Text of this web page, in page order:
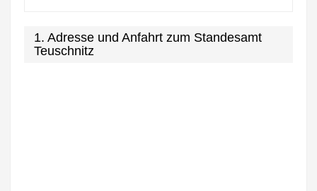
1. Adresse und Anfahrt zum Standesamt
Teuschnitz